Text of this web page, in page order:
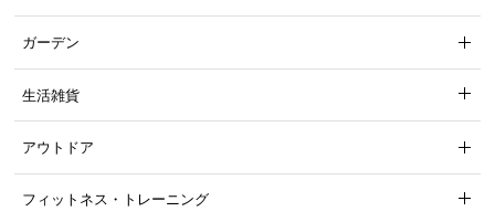
ガーデン
生活雑貨
アウトドア
フィットネス・トレーニング